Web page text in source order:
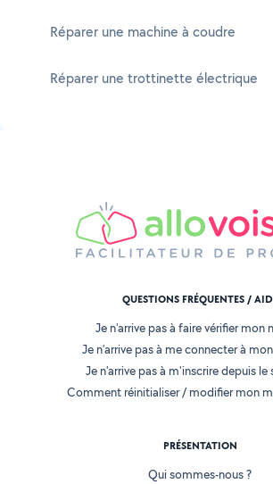
Réparer une machine à coudre
Réparer une trottinette électrique
QUESTIONS FRÉQUENTES /
Je n'arrive pas à faire vérifier mon
Je n'arrive pas à me connecter à
Je n'arrive pas à m'inscrire depuis le
Comment réinitialiser / modifier mon
PRÉSENTATION
Qui sommes-nous ?